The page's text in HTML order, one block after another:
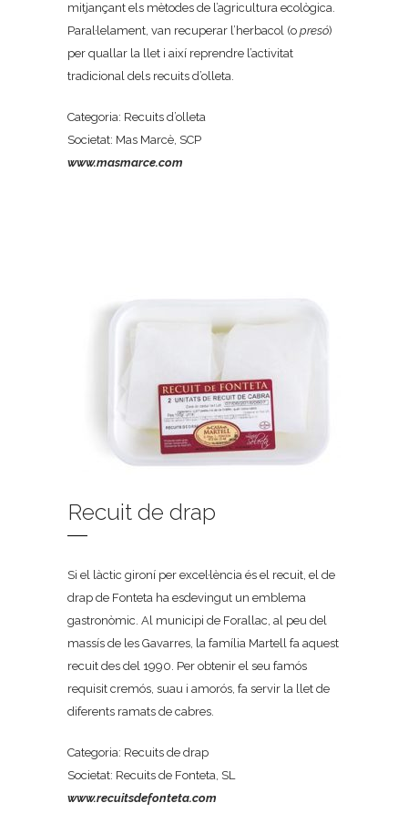
mitjançant els mètodes de l’agricultura ecològica.
Paral·lelament, van recuperar l’herbacol (o presó)
per quallar la llet i així reprendre l’activitat
tradicional dels recuits d’olleta.
Categoria: Recuits d’olleta
Societat: Mas Marcè, SCP
www.masmarce.com
Recuit de drap
Si el làctic gironí per excel·lència és el recuit, el de
drap de Fonteta ha esdevingut un emblema
gastronòmic. Al municipi de Forallac, al peu del
massís de les Gavarres, la família Martell fa aquest
recuit des del 1990. Per obtenir el seu famós
requisit cremós, suau i amorós, fa servir la llet de
diferents ramats de cabres.
Categoria: Recuits de drap
Societat: Recuits de Fonteta, SL
www.recuitsdefonteta.com